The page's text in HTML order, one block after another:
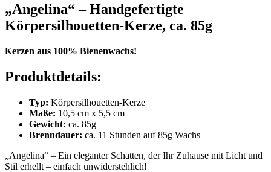
„Angelina“ – Handgefertigte
Körpersilhouetten-Kerze, ca. 85g
Kerzen aus 100% Bienenwachs!
Produktdetails:
Typ: Körpersilhouetten-Kerze
Maße: 10,5 cm x 5,5 cm
Gewicht: ca. 85g
Brenndauer: ca. 11 Stunden auf 85g Wachs
„Angelina“ – Ein eleganter Schatten, der Ihr Zuhause mit Licht und
Stil erhellt – einfach unwiderstehlich!